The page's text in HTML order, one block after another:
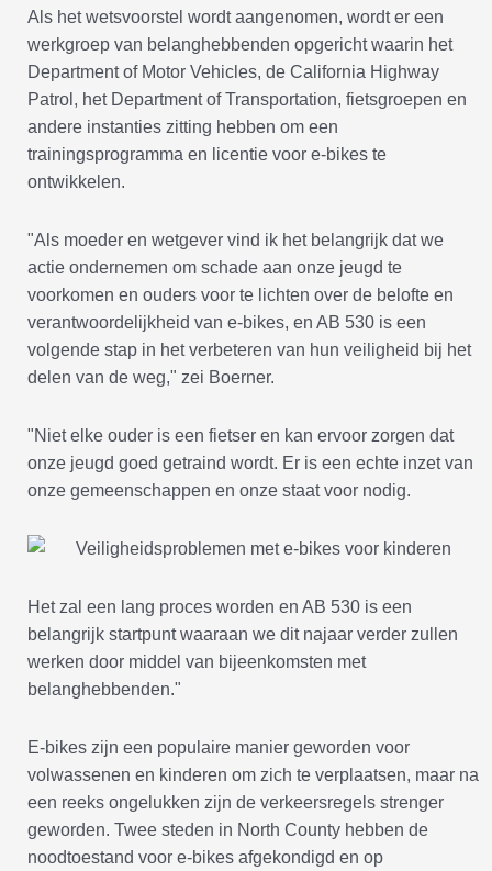
Als het wetsvoorstel wordt aangenomen, wordt er een
werkgroep van belanghebbenden opgericht waarin het
Department of Motor Vehicles, de California Highway
Patrol, het Department of Transportation, fietsgroepen en
andere instanties zitting hebben om een
trainingsprogramma en licentie voor e-bikes te
ontwikkelen.
"Als moeder en wetgever vind ik het belangrijk dat we
actie ondernemen om schade aan onze jeugd te
voorkomen en ouders voor te lichten over de belofte en
verantwoordelijkheid van e-bikes, en AB 530 is een
volgende stap in het verbeteren van hun veiligheid bij het
delen van de weg," zei Boerner.
"Niet elke ouder is een fietser en kan ervoor zorgen dat
onze jeugd goed getraind wordt. Er is een echte inzet van
onze gemeenschappen en onze staat voor nodig.
Het zal een lang proces worden en AB 530 is een
belangrijk startpunt waaraan we dit najaar verder zullen
werken door middel van bijeenkomsten met
belanghebbenden."
E-bikes zijn een populaire manier geworden voor
volwassenen en kinderen om zich te verplaatsen, maar na
een reeks ongelukken zijn de verkeersregels strenger
geworden. Twee steden in North County hebben de
noodtoestand voor e-bikes afgekondigd en op